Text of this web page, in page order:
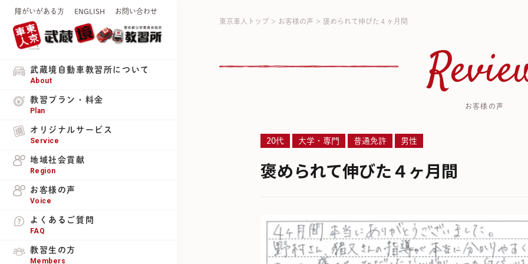
障がいがある方 ENGLISH お問い合わせ
武蔵境自動車教習所について
About
教習プラン・料金
Plan
オリジナルサービス
Service
地域社会貢献
Region
お客様の声
Voice
よくあるご質問
FAQ
教習生の方
Members
東京車人トップ > お客様の声 > 褒められて伸びた４ヶ月間
お客様の声
20代 大学・専門 普通免許 男性
褒められて伸びた４ヶ月間